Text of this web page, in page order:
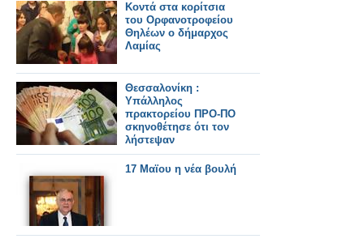
Κοντά στα κορίτσια
του Ορφανοτροφείου
Θηλέων ο δήμαρχος
Λαμίας
Θεσσαλονίκη :
Υπάλληλος
πρακτορείου ΠΡΟ-ΠΟ
σκηνοθέτησε ότι τον
λήστεψαν
17 Μαϊου η νέα βουλή